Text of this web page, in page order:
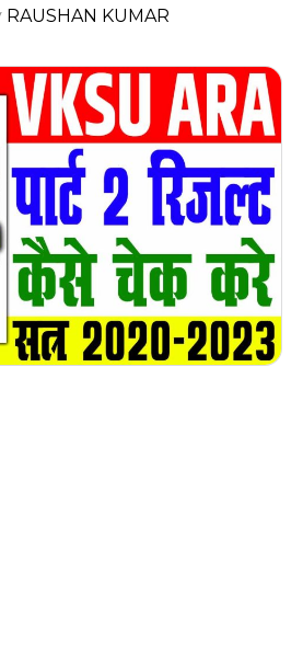
RAUSHAN KUMAR